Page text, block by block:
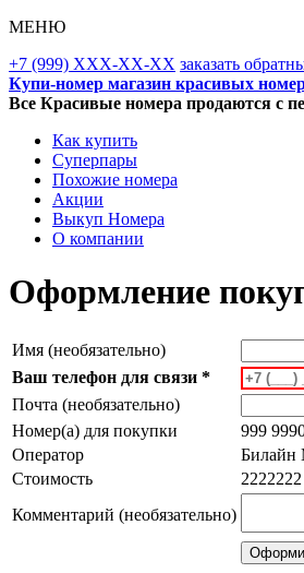
МЕНЮ
+7 (999) XXX-XX-XX заказать
Купи-номер магазин красивых
Все Красивые номера продаются с
Как купить
Суперпары
Похожие номера
Акции
Выкуп Номера
О компании
Оформление
Имя (необязательно)
Ваш телефон для связи *
Почта (необязательно)
Номер(а) для покупки
999
Оператор
Билайн
Стоимость
Комментарий (необязательно)